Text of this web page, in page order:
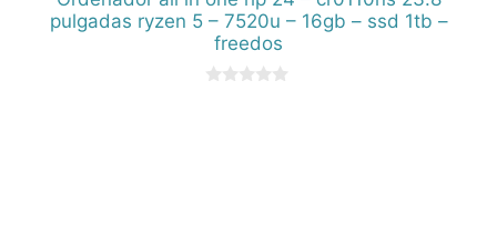
pulgadas ryzen 5 – 7520u – 16gb – ssd 1tb –
freedos